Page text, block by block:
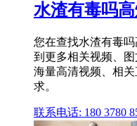
水渣有毒吗
您在查找水渣有毒
到更多相关视频、
海量高清视频、相
求。
联系电话: 180 3780